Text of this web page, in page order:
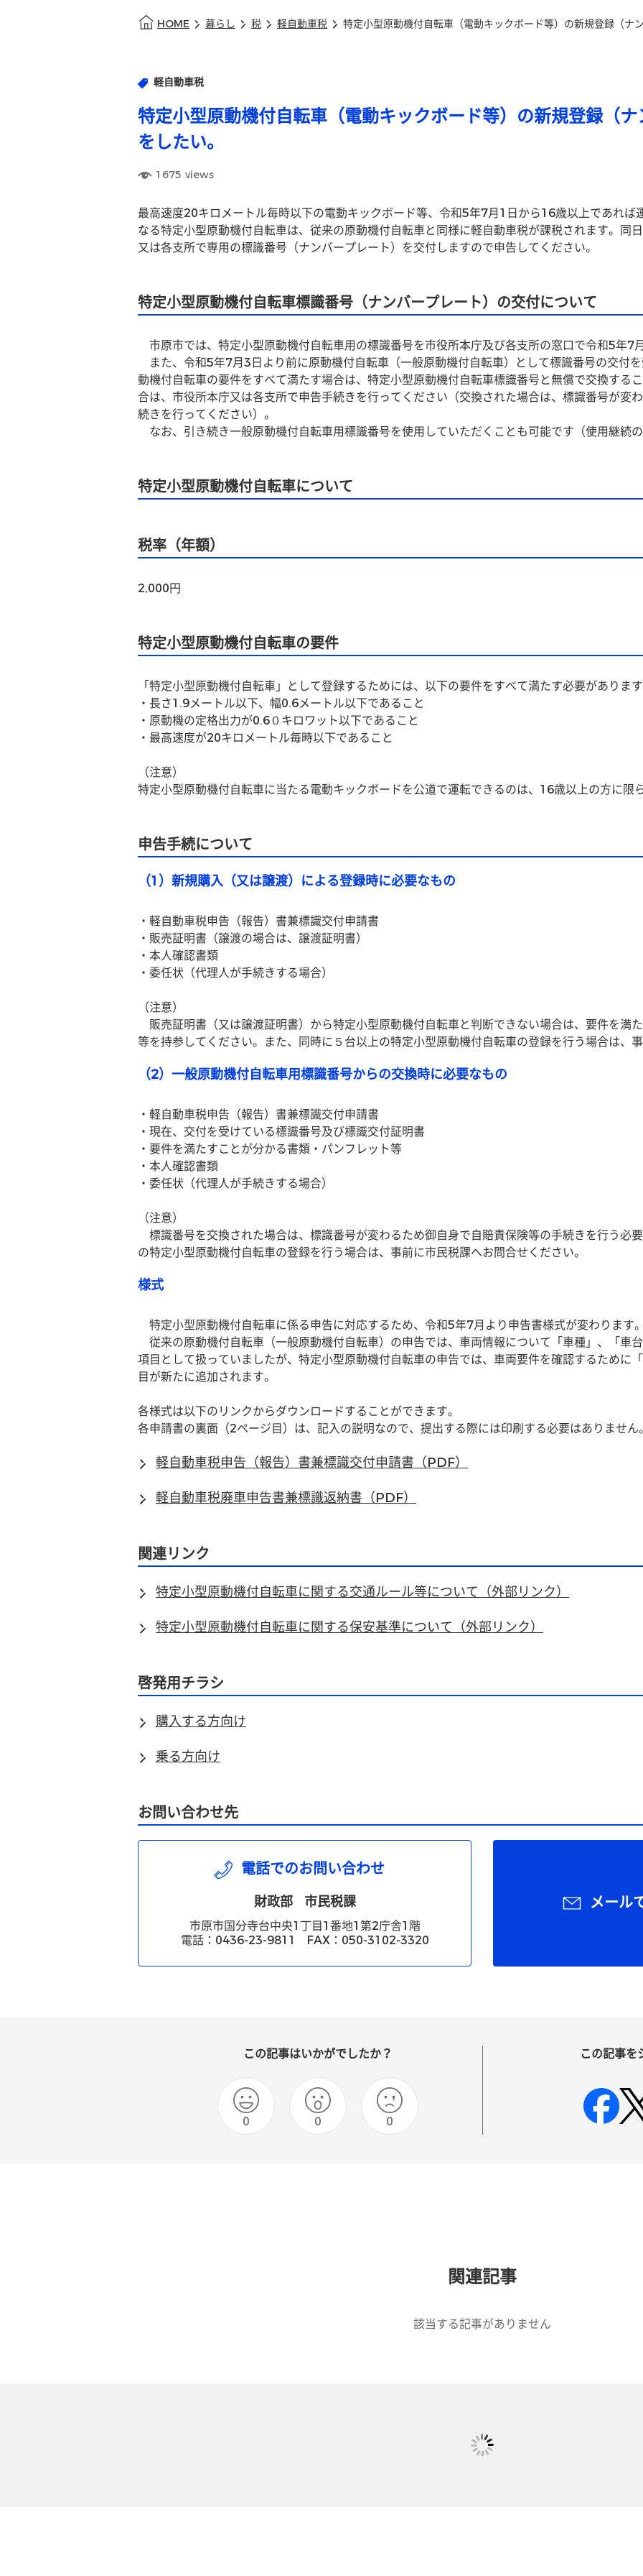
HOME 暮らし 税 軽自動車税 特定小型原動機付自転車（電動キックボード等）の新規登録（ナ
軽自動車税
特定小型原動機付自転車（電動キックボード等）の新規登録（ナ
をしたい。
1675 views
最高速度20キロメートル毎時以下の電動キックボード等、令和5年7月1日から16歳以上であれば
なる特定小型原動機付自転車は、従来の原動機付自転車と同様に軽自動車税が課税されます。同
又は各支所で専用の標識番号（ナンバープレート）を交付しますので申告してください。
特定小型原動機付自転車標識番号（ナンバープレート）の交付について
市原市では、特定小型原動機付自転車用の標識番号を市役所本庁及び各支所の窓口で令和5年7
また、令和5年7月3日より前に原動機付自転車（一般原動機付自転車）として標識番号の交付
動機付自転車の要件をすべて満たす場合は、特定小型原動機付自転車標識番号と無償で交換する
合は、市役所本庁又は各支所で申告手続きを行ってください（交換された場合は、標識番号が変
続きを行ってください）。
なお、引き続き一般原動機付自転車用標識番号を使用していただくことも可能です（使用継続の
特定小型原動機付自転車について
税率（年額）
2,000円
特定小型原動機付自転車の要件
「特定小型原動機付自転車」として登録するためには、以下の要件をすべて満たす必要があります
・長さ1.9メートル以下、幅0.6メートル以下であること
・原動機の定格出力が0.6０キロワット以下であること
・最高速度が20キロメートル毎時以下であること
（注意）
特定小型原動機付自転車に当たる電動キックボードを公道で運転できるのは、16歳以上の方に限ら
申告手続について
（1）新規購入（又は譲渡）による登録時に必要なもの
・軽自動車税申告（報告）書兼標識交付申請書
・販売証明書（譲渡の場合は、譲渡証明書）
・本人確認書類
・委任状（代理人が手続きする場合）
（注意）
販売証明書（又は譲渡証明書）から特定小型原動機付自転車と判断できない場合は、要件を満
等を持参してください。また、同時に５台以上の特定小型原動機付自転車の登録を行う場合は、
（2）一般原動機付自転車用標識番号からの交換時に必要なもの
・軽自動車税申告（報告）書兼標識交付申請書
・現在、交付を受けている標識番号及び標識交付証明書
・要件を満たすことが分かる書類・パンフレット等
・本人確認書類
・委任状（代理人が手続きする場合）
（注意）
標識番号を交換された場合は、標識番号が変わるため御自身で自賠責保険等の手続きを行う必
の特定小型原動機付自転車の登録を行う場合は、事前に市民税課へお問合せください。
様式
特定小型原動機付自転車に係る申告に対応するため、令和5年7月より申告書様式が変わります。
従来の原動機付自転車（一般原動機付自転車）の申告では、車両情報について「車種」、「車
項目として扱っていましたが、特定小型原動機付自転車の申告では、車両要件を確認するために
目が新たに追加されます。
各様式は以下のリンクからダウンロードすることができます。
各申請書の裏面（2ページ目）は、記入の説明なので、提出する際には印刷する必要はありません。
軽自動車税申告（報告）書兼標識交付申請書（PDF）
軽自動車税廃車申告書兼標識返納書（PDF）
関連リンク
特定小型原動機付自転車に関する交通ルール等について（外部リンク）
特定小型原動機付自転車に関する保安基準について（外部リンク）
啓発用チラシ
購入する方向け
乗る方向け
お問い合わせ先
電話でのお問い合わせ
財政部 市民税課
市原市国分寺台中央1丁目1番地1第2庁舎1階
電話：0436-23-9811 FAX：050-3102-3320
メール
この記事はいかがでしたか？
0 0 0
この記事を
関連記事
該当する記事がありません